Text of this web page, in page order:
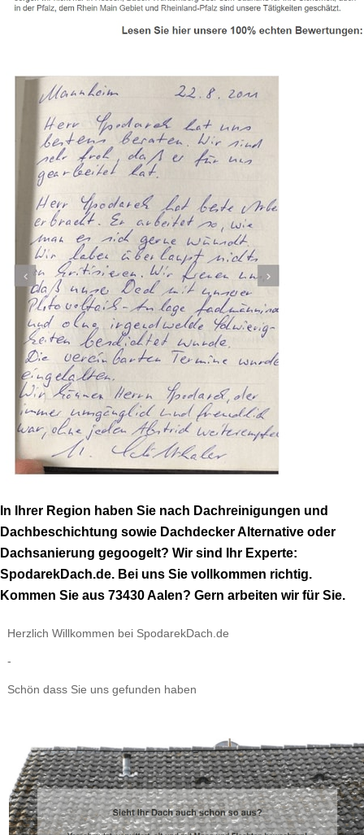
In Ihrer Region haben Sie nach Dachreinigungen und
Dachbeschichtung sowie Dachdecker Alternative oder
Dachsanierung gegoogelt? Wir sind Ihr Experte:
SpodarekDach.de. Bei uns Sie vollkommen richtig.
Kommen Sie aus 73430 Aalen? Gern arbeiten wir für Sie.
Herzlich Willkommen bei SpodarekDach.de
-
Schön dass Sie uns gefunden haben